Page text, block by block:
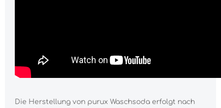
Die Herstellung von purux Waschsoda erfolgt nach